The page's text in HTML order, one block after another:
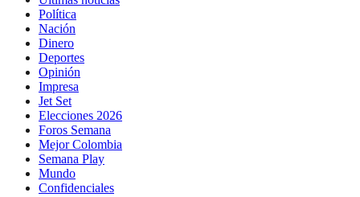
Política
Nación
Dinero
Deportes
Opinión
Impresa
Jet Set
Elecciones 2026
Foros Semana
Mejor Colombia
Semana Play
Mundo
Confidenciales